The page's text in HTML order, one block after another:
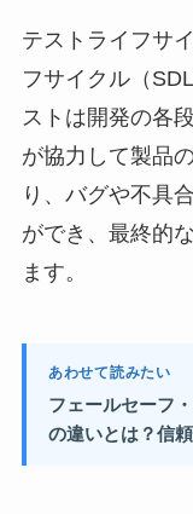
テストライフサ
フサイクル（
ストは開発の各
が協力して製品
り、バグや不具
ができ、最終的
ます。
あわせて読みたい
フェールセーフ
の違いとは？信